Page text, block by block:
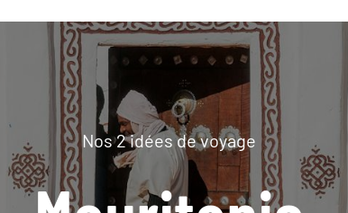
Nos 2 idées de voyage